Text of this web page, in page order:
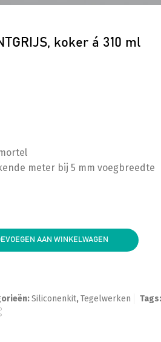
koker á 310 ml
meter bij 5 mm voegbreedte
koker á 310 ml aantal
AAN WINKELWAGEN
Siliconenkit,Tegelwerken